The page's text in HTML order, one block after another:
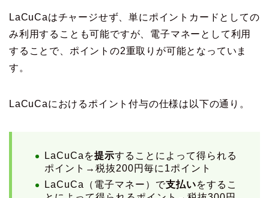
LaCuCaはチャージせず、単にポイントカードとしての
み利用することも可能ですが、電子マネーとして利用
することで、ポイントの2重取りが可能となっていま
す。
LaCuCaにおけるポイント付与の仕様は以下の通り。
LaCuCaを提示することによって得られる
ポイント→税抜200円毎に1ポイント
LaCuCa（電子マネー）で支払いをするこ